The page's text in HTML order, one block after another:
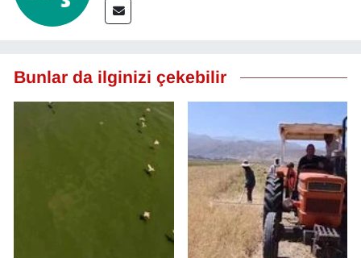
Bunlar da ilginizi çekebilir